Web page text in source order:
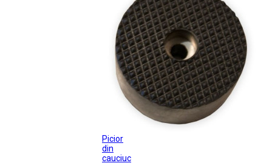
Picior
din
cauciuc